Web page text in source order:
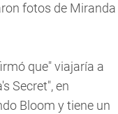
fotos de Miranda
que" viajaría a
Secret", en
Bloom y tiene un